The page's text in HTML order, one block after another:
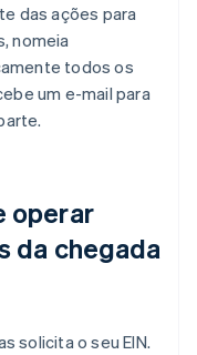
das ações para
nomeia
todos os
um e-mail para
operar
da chegada
solicita o seu EIN.